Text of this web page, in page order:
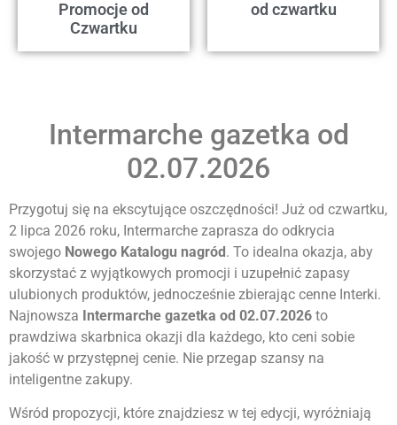
Promocje od
Czwartku
od czwartku
Intermarche gazetka od
02.07.2026
Przygotuj się na ekscytujące oszczędności! Już od czwartku,
2 lipca 2026 roku, Intermarche zaprasza do odkrycia
swojego Nowego Katalogu nagród. To idealna okazja, aby
skorzystać z wyjątkowych promocji i uzupełnić zapasy
ulubionych produktów, jednocześnie zbierając cenne Interki.
Najnowsza Intermarche gazetka od 02.07.2026 to
prawdziwa skarbnica okazji dla każdego, kto ceni sobie
jakość w przystępnej cenie. Nie przegap szansy na
inteligentne zakupy.
Wśród propozycji, które znajdziesz w tej edycji, wyróżniają